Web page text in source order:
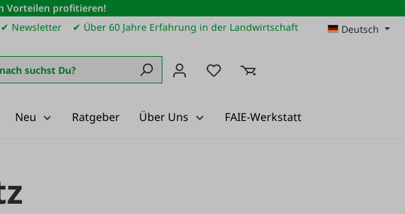
Vorteilen profitieren!
✔ Newsletter ✔ Über 60 Jahre Erfahrung in der Landwirtschaft Deutsch
Du hast 0 Produkte auf dem
Neu Ratgeber Über Uns FAIE-Werkstatt